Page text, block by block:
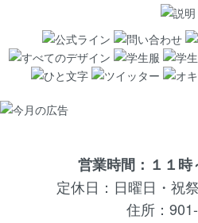
営業時間：１１時
定休日：日曜日・祝
住所：